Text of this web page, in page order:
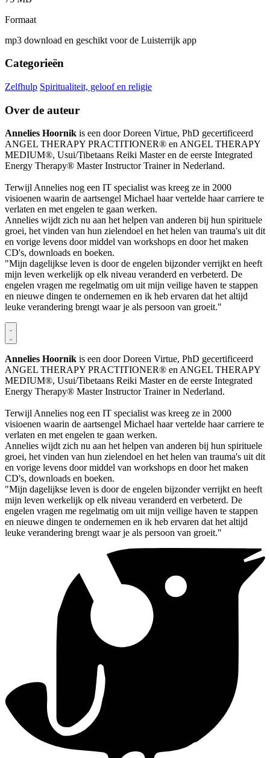
Formaat
mp3 download en geschikt voor de Luisterrijk app
Categorieën
Zelfhulp Spiritualiteit, geloof en religie
Over de auteur
Annelies Hoornik is een door Doreen Virtue, PhD gecertificeerd
ANGEL THERAPY PRACTITIONER® en ANGEL THERAPY
MEDIUM®, Usui/Tibetaans Reiki Master en de eerste Integrated
Energy Therapy® Master Instructor Trainer in Nederland.
Terwijl Annelies nog een IT specialist was kreeg ze in 2000
visioenen waarin de aartsengel Michael haar vertelde haar carriere te
verlaten en met engelen te gaan werken.
Annelies wijdt zich nu aan het helpen van anderen bij hun spirituele
groei, het vinden van hun zielendoel en het helen van trauma's uit dit
en vorige levens door middel van workshops en door het maken
CD's, downloads en boeken.
"Mijn dagelijkse leven is door de engelen bijzonder verrijkt en heeft
mijn leven werkelijk op elk niveau veranderd en verbeterd. De
engelen vragen me regelmatig om uit mijn veilige haven te stappen
en nieuwe dingen te ondernemen en ik heb ervaren dat het altijd
leuke verandering brengt waar je als persoon van groeit."
Annelies Hoornik is een door Doreen Virtue, PhD gecertificeerd
ANGEL THERAPY PRACTITIONER® en ANGEL THERAPY
MEDIUM®, Usui/Tibetaans Reiki Master en de eerste Integrated
Energy Therapy® Master Instructor Trainer in Nederland.
Terwijl Annelies nog een IT specialist was kreeg ze in 2000
visioenen waarin de aartsengel Michael haar vertelde haar carriere te
verlaten en met engelen te gaan werken.
Annelies wijdt zich nu aan het helpen van anderen bij hun spirituele
groei, het vinden van hun zielendoel en het helen van trauma's uit dit
en vorige levens door middel van workshops en door het maken
CD's, downloads en boeken.
"Mijn dagelijkse leven is door de engelen bijzonder verrijkt en heeft
mijn leven werkelijk op elk niveau veranderd en verbeterd. De
engelen vragen me regelmatig om uit mijn veilige haven te stappen
en nieuwe dingen te ondernemen en ik heb ervaren dat het altijd
leuke verandering brengt waar je als persoon van groeit."